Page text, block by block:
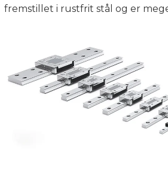
fremstillet i rustfrit stål og er